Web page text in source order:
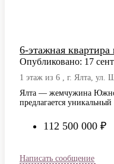
6-этажная
Опубликовано: 17
1 этаж из 6 , г. Ялта, ул.
Ялта — жемчужина
предлагается
112 500 000 ₽
Написать сообщение